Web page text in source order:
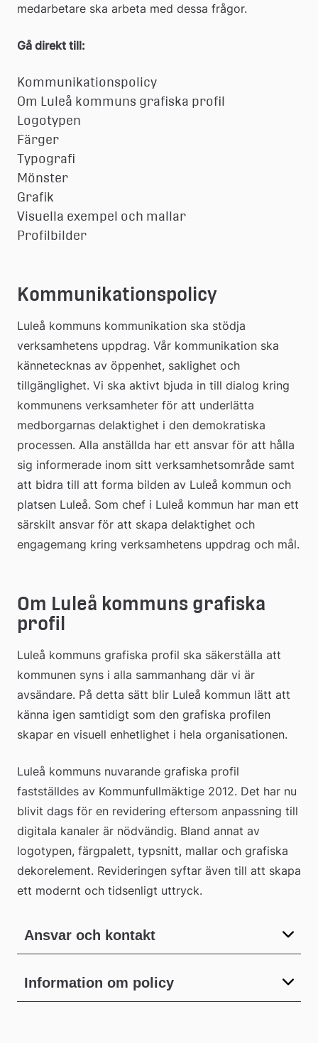
medarbetare ska arbeta med dessa frågor.
Gå direkt till:
Kommunikationspolicy
Om Luleå kommuns grafiska profil
Logotypen
Färger
Typografi
Mönster
Grafik
Visuella exempel och mallar
Profilbilder
Kommunikationspolicy
Luleå kommuns kommunikation ska stödja
verksamhetens uppdrag. Vår kommunikation ska
kännetecknas av öppenhet, saklighet och
tillgänglighet. Vi ska aktivt bjuda in till dialog kring
kommunens verksamheter för att underlätta
medborgarnas delaktighet i den demokratiska
processen. Alla anställda har ett ansvar för att hålla
sig informerade inom sitt verksamhetsområde samt
att bidra till att forma bilden av Luleå kommun och
platsen Luleå. Som chef i Luleå kommun har man ett
särskilt ansvar för att skapa delaktighet och
engagemang kring verksamhetens uppdrag och mål.
Om Luleå kommuns grafiska
profil
Luleå kommuns grafiska profil ska säkerställa att
kommunen syns i alla sammanhang där vi är
avsändare. På detta sätt blir Luleå kommun lätt att
känna igen samtidigt som den grafiska profilen
skapar en visuell enhetlighet i hela organisationen.
Luleå kommuns nuvarande grafiska profil
fastställdes av Kommunfullmäktige 2012. Det har nu
blivit dags för en revidering eftersom anpassning till
digitala kanaler är nödvändig. Bland annat av
logotypen, färgpalett, typsnitt, mallar och grafiska
dekorelement. Revideringen syftar även till att skapa
ett modernt och tidsenligt uttryck.
Ansvar och kontakt
Information om policy